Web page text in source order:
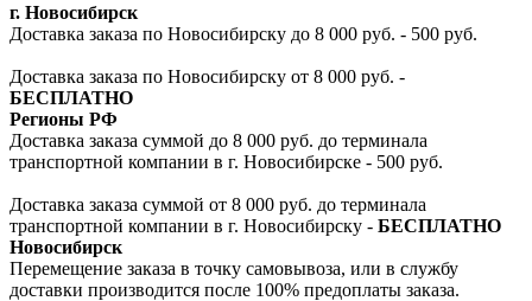
г. Новосибирск
Доставка заказа по Новосибирску до 8 000 руб. - 500 руб.
Доставка заказа по Новосибирску от 8 000 руб. -
БЕСПЛАТНО
Регионы РФ
Доставка заказа суммой до 8 000 руб. до терминала
транспортной компании в г. Новосибирске - 500 руб.
Доставка заказа суммой от 8 000 руб. до терминала
транспортной компании в г. Новосибирску - БЕСПЛАТНО
Новосибирск
Перемещение заказа в точку самовывоза, или в службу
доставки производится после 100% предоплаты заказа.